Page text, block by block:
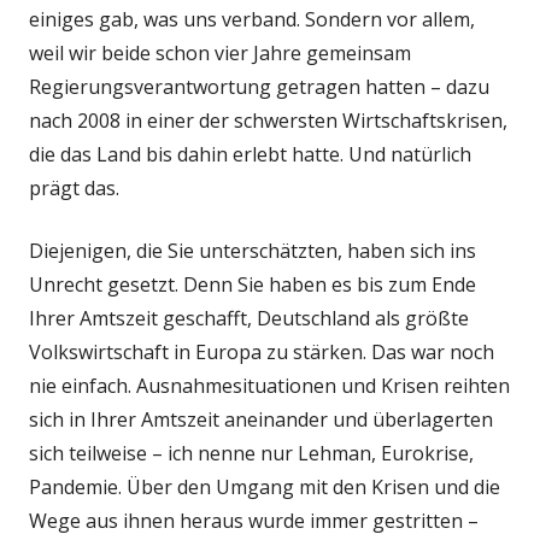
einiges gab, was uns verband. Sondern vor allem,
weil wir beide schon vier Jahre gemeinsam
Regierungsverantwortung getragen hatten – dazu
nach 2008 in einer der schwersten Wirtschaftskrisen,
die das Land bis dahin erlebt hatte. Und natürlich
prägt das.
Diejenigen, die Sie unterschätzten, haben sich ins
Unrecht gesetzt. Denn Sie haben es bis zum Ende
Ihrer Amtszeit geschafft, Deutschland als größte
Volkswirtschaft in Europa zu stärken. Das war noch
nie einfach. Ausnahmesituationen und Krisen reihten
sich in Ihrer Amtszeit aneinander und überlagerten
sich teilweise – ich nenne nur Lehman, Eurokrise,
Pandemie. Über den Umgang mit den Krisen und die
Wege aus ihnen heraus wurde immer gestritten –